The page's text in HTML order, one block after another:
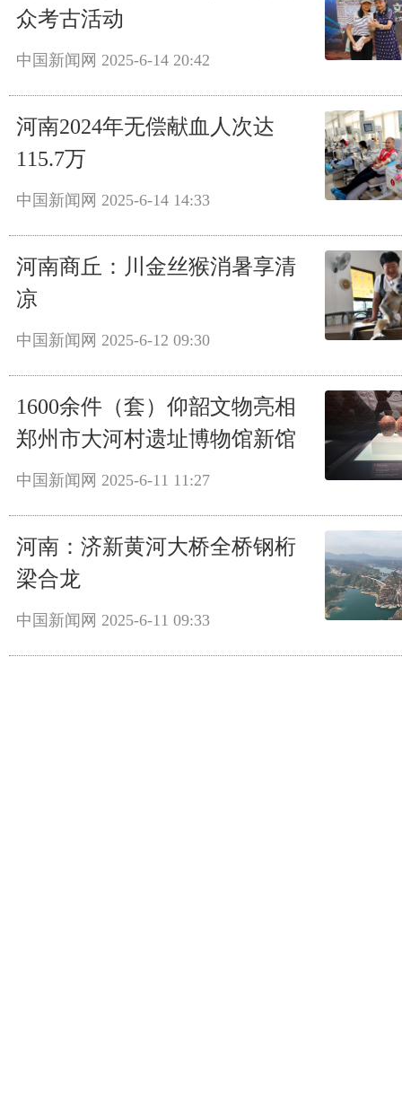
众考古活动
中国新闻网 2025-6-14 20:42
河南2024年无偿献血人次达
115.7万
中国新闻网 2025-6-14 14:33
河南商丘：川金丝猴消暑享清
凉
中国新闻网 2025-6-12 09:30
1600余件（套）仰韶文物亮相
郑州市大河村遗址博物馆新馆
中国新闻网 2025-6-11 11:27
河南：济新黄河大桥全桥钢桁
梁合龙
中国新闻网 2025-6-11 09:33